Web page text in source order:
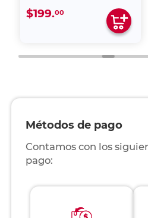
$199.00
Métodos de pago
Contamos con los
pago: